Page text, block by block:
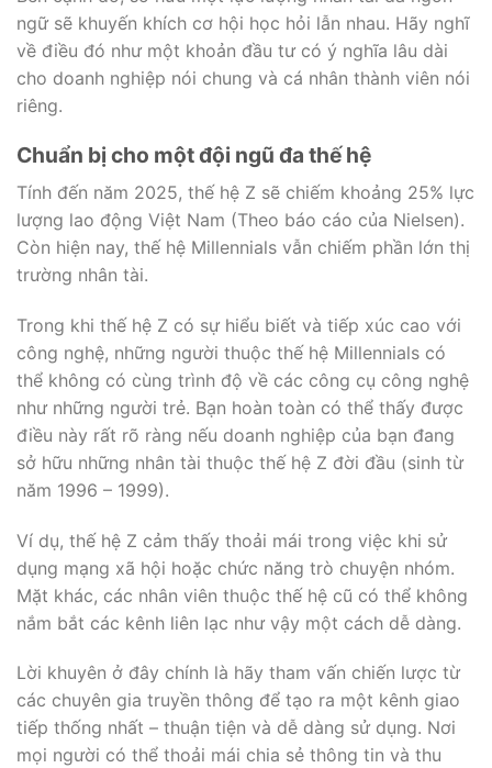
ngữ sẽ khuyến khích cơ hội học hỏi lẫn nhau. Hãy nghĩ
về điều đó như một khoản đầu tư có ý nghĩa lâu dài
cho doanh nghiệp nói chung và cá nhân thành viên nói
riêng.
Chuẩn bị cho một đội ngũ đa thế hệ
Tính đến năm 2025, thế hệ Z sẽ chiếm khoảng 25% lực
lượng lao động Việt Nam (Theo báo cáo của Nielsen).
Còn hiện nay, thế hệ Millennials vẫn chiếm phần lớn thị
trường nhân tài.
Trong khi thế hệ Z có sự hiểu biết và tiếp xúc cao với
công nghệ, những người thuộc thế hệ Millennials có
thể không có cùng trình độ về các công cụ công nghệ
như những người trẻ. Bạn hoàn toàn có thể thấy được
điều này rất rõ ràng nếu doanh nghiệp của bạn đang
sở hữu những nhân tài thuộc thế hệ Z đời đầu (sinh từ
năm 1996 – 1999).
Ví dụ, thế hệ Z cảm thấy thoải mái trong việc khi sử
dụng mạng xã hội hoặc chức năng trò chuyện nhóm.
Mặt khác, các nhân viên thuộc thế hệ cũ có thể không
nắm bắt các kênh liên lạc như vậy một cách dễ dàng.
Lời khuyên ở đây chính là hãy tham vấn chiến lược từ
các chuyên gia truyền thông để tạo ra một kênh giao
tiếp thống nhất – thuận tiện và dễ dàng sử dụng. Nơi
mọi người có thể thoải mái chia sẻ thông tin và thu